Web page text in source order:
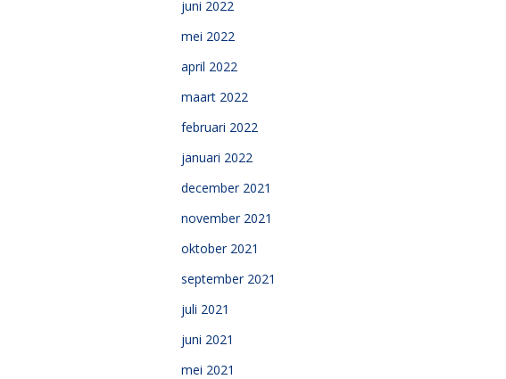
juni 2022
mei 2022
april 2022
maart 2022
februari 2022
januari 2022
december 2021
november 2021
oktober 2021
september 2021
juli 2021
juni 2021
mei 2021